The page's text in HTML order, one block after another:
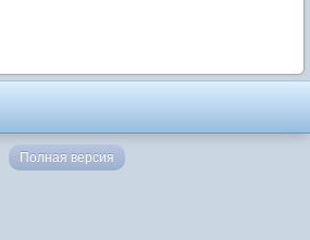
Полная версия